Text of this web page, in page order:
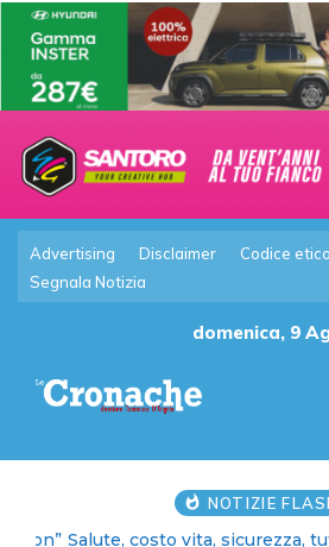
Advertising Disclaimer Codice etico
Segnala Notizia
domenica, 9
NOTIZIE
Salute, costo vita, sicurezza,